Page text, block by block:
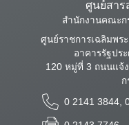
ศูนย์สา
สำนักงานคณะ
ศูนย์ราชการเฉลิมพร
อาคารรัฐปร
120 หมู่ที่ 3 ถนนแจ้
ก
0 2141 3844,